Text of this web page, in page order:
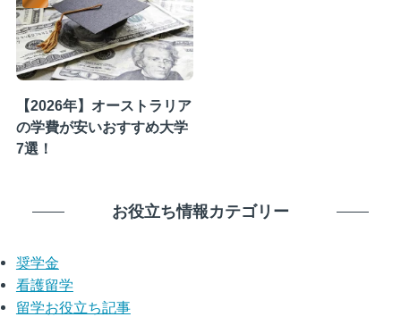
【2026年】オーストラリア
の学費が安いおすすめ大学
7選！
お役立ち情報カテゴリー
奨学金
看護留学
留学お役立ち記事